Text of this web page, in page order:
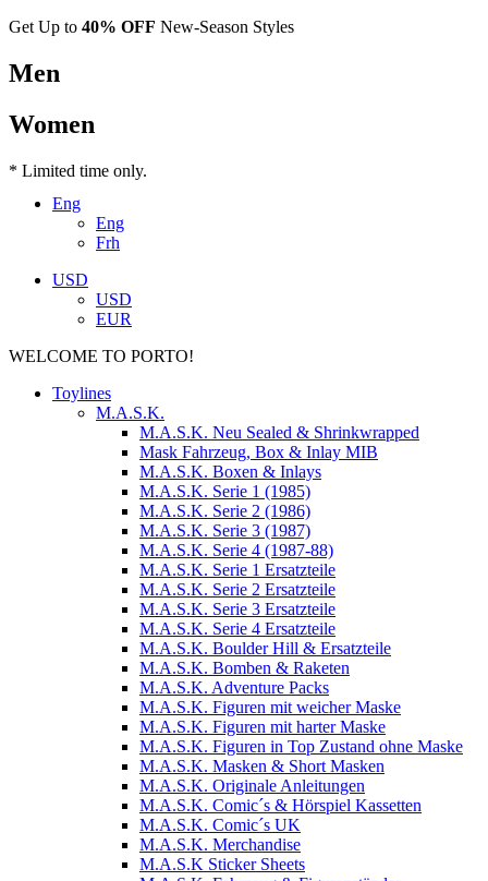
Get Up to 40% OFF New-Season Styles
Men
Women
* Limited time only.
Eng
Eng
Frh
USD
USD
EUR
WELCOME TO PORTO!
Toylines
M.A.S.K.
M.A.S.K. Neu Sealed & Shrinkwrapped
Mask Fahrzeug, Box & Inlay MIB
M.A.S.K. Boxen & Inlays
M.A.S.K. Serie 1 (1985)
M.A.S.K. Serie 2 (1986)
M.A.S.K. Serie 3 (1987)
M.A.S.K. Serie 4 (1987-88)
M.A.S.K. Serie 1 Ersatzteile
M.A.S.K. Serie 2 Ersatzteile
M.A.S.K. Serie 3 Ersatzteile
M.A.S.K. Serie 4 Ersatzteile
M.A.S.K. Boulder Hill & Ersatzteile
M.A.S.K. Bomben & Raketen
M.A.S.K. Adventure Packs
M.A.S.K. Figuren mit weicher Maske
M.A.S.K. Figuren mit harter Maske
M.A.S.K. Figuren in Top Zustand ohne Maske
M.A.S.K. Masken & Short Masken
M.A.S.K. Originale Anleitungen
M.A.S.K. Comic´s & Hörspiel Kassetten
M.A.S.K. Comic´s UK
M.A.S.K. Merchandise
M.A.S.K Sticker Sheets